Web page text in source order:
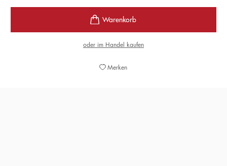
oder im Handel kaufen
Merken